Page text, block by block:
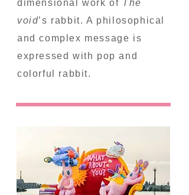
dimensional work of The
void’s rabbit. A philosophical
and complex message is
expressed with pop and
colorful rabbit.